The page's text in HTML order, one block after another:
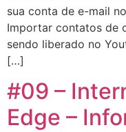
sua conta de e-mail
Importar contatos de
sendo liberado no
[…]
#09 –
Edge –